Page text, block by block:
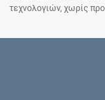
τεχνολογιών, χωρίς